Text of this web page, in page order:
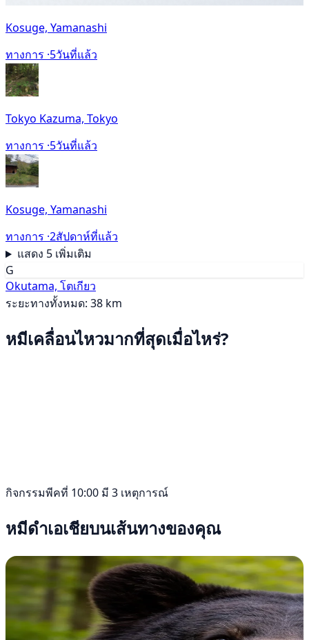
Kosuge, Yamanashi
ทางการ ·5วันที่แล้ว
Tokyo Kazuma, Tokyo
ทางการ ·5วันที่แล้ว
Kosuge, Yamanashi
ทางการ ·2สัปดาห์ที่แล้ว
แสดง 5 เพิ่มเติม
G
Okutama, โตเกียว
ระยะทางทั้งหมด: 38 km
หมีเคลื่อนไหวมากที่สุดเมื่อไหร่?
กิจกรรมพีคที่ 10:00 มี 3 เหตุการณ์
หมีดำเอเชียบนเส้นทางของคุณ